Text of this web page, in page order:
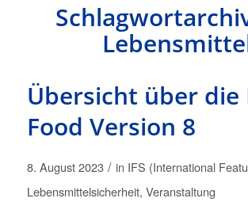
Übersicht über die
Food Version 8
8. August 2023 / in IFS (International
Lebensmittelsicherheit, Veranstaltung